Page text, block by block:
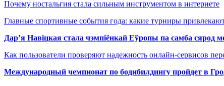
Почему ностальгия стала сильным инструментом в интернете
Главные спортивные события года: какие турниры
Дар’я Навіцкая стала чэмпіёнкай Еўропы па самба сярод
Как пользователи проверяют надежность онлайн-сервисов
Международный чемпионат по бодибилдингу пройдет в